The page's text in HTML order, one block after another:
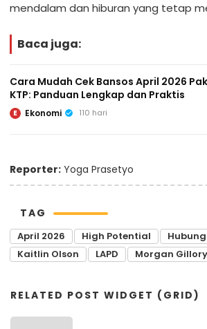
mendalam dan hiburan yang tetap
Baca juga:
Cara Mudah Cek Bansos April 2026
KTP: Panduan Lengkap dan Praktis
E Ekonomi 110 hari
Reporter: Yoga Prasetyo
TAG
April 2026 High Potential
Kaitlin Olson
LAPD Morgan Gillory
RELATED POST WIDGET (GRID)